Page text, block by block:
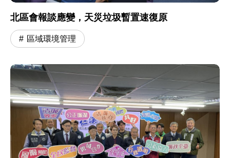
北區會報談應變，天災垃圾暫置速復原
區域環境管理